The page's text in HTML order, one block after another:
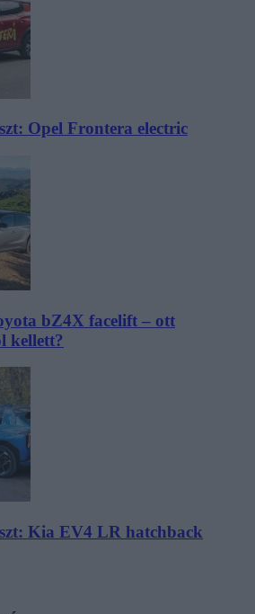
Opel Frontera electric
bZ4X facelift – ott
kellett?
Kia EV4 LR hatchback